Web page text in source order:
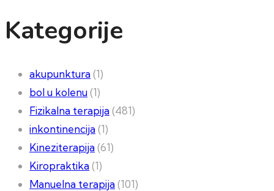
Kategorije
akupunktura(1)
bol u kolenu(1)
Fizikalna terapija(481)
inkontinencija(1)
Kineziterapija(61)
Kiropraktika(1)
Manuelna terapija(101)